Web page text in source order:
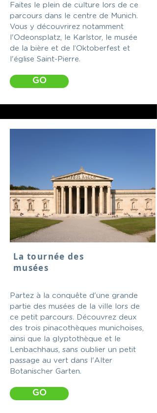
Faites le plein de culture lors de ce
parcours dans le centre de Munich.
Vous y découvrirez notamment
l'Odeonsplatz, le Karlstor, le musée
de la bière et de l’Oktoberfest et
l'église Saint-Pierre.
GO
La tournée des
musées
Partez à la conquête d'une grande
partie des musées de la ville lors de
ce petit parcours. Découvrez deux
des trois pinacothèques munichoises,
ainsi que la glyptothèque et le
Lenbachhaus, sans oublier un petit
passage au vert dans l'Alter
Botanischer Garten.
GO